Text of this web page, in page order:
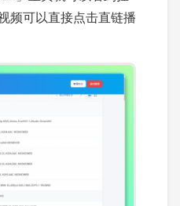
频可以直接点击直链播